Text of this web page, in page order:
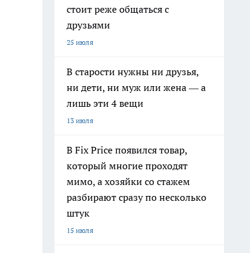
стоит реже общаться с
друзьями
25 июля
В старости нужны ни друзья,
ни дети, ни муж или жена — а
лишь эти 4 вещи
13 июля
В Fix Price появился товар,
который многие проходят
мимо, а хозяйки со стажем
разбирают сразу по несколько
штук
15 июля